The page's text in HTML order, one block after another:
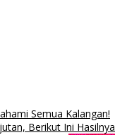
Semua Kalangan!
Berikut Ini Hasilnya